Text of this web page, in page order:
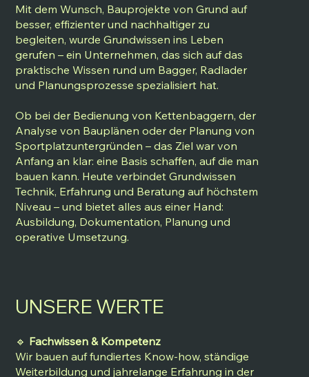
Mit dem Wunsch, Bauprojekte von Grund auf
besser, effizienter und nachhaltiger zu
begleiten, wurde Grundwissen ins Leben
gerufen – ein Unternehmen, das sich auf das
praktische Wissen rund um Bagger, Radlader
und Planungsprozesse spezialisiert hat.
Ob bei der Bedienung von Kettenbaggern, der
Analyse von Bauplänen oder der Planung von
Sportplatzuntergründen – das Ziel war von
Anfang an klar: eine Basis schaffen, auf die man
bauen kann. Heute verbindet Grundwissen
Technik, Erfahrung und Beratung auf höchstem
Niveau – und bietet alles aus einer Hand:
Ausbildung, Dokumentation, Planung und
operative Umsetzung.
UNSERE WERTE
🔹 Fachwissen & Kompetenz
Wir bauen auf fundiertes Know-how, ständige
Weiterbildung und jahrelange Erfahrung in der